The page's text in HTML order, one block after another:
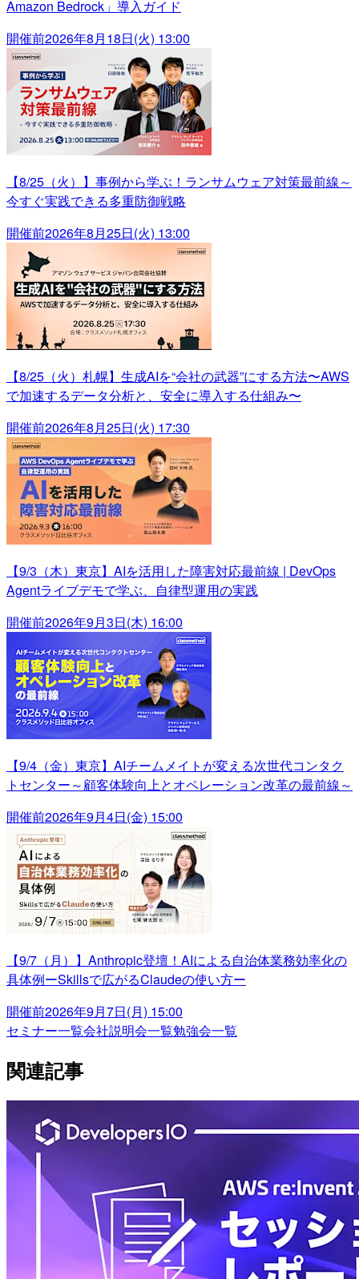
Amazon Bedrock」導入ガイド
開催前2026年8月18日(火) 13:00
【8/25（火）】事例から学ぶ！ランサムウェア対策最前線～
今すぐ実践できる多重防御戦略
開催前2026年8月25日(火) 13:00
【8/25（火）札幌】生成AIを“会社の武器”にする方法〜AWS
で加速するデータ分析と、安全に導入する仕組み〜
開催前2026年8月25日(火) 17:30
【9/3（木）東京】AIを活用した障害対応最前線 | DevOps
Agentライブデモで学ぶ、自律型運用の実践
開催前2026年9月3日(木) 16:00
【9/4（金）東京】AIチームメイトが変える次世代コンタク
トセンター～顧客体験向上とオペレーション改革の最前線～
開催前2026年9月4日(金) 15:00
【9/7（月）】Anthropic登壇！AIによる自治体業務効率化の
具体例ーSkillsで広がるClaudeの使い方ー
開催前2026年9月7日(月) 15:00
セミナー一覧会社説明会一覧勉強会一覧
関連記事